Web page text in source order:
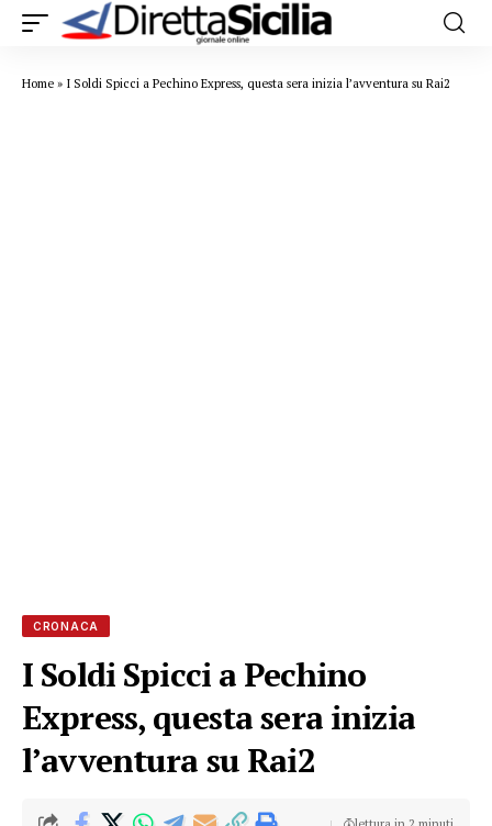
Home » I Soldi Spicci a Pechino Express, questa sera inizia l’avventura su Rai2
CRONACA
I Soldi Spicci a Pechino
Express, questa sera inizia
l’avventura su Rai2